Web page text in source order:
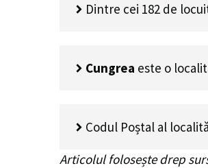
Dintre cei 182 de
Cungrea este o
Codul Poștal al
Articolul folosește drep